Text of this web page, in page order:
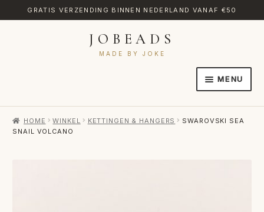
GRATIS VERZENDING BINNEN NEDERLAND VANAF €50
JOBEADS
MADE BY JOKE
MENU
AFREKENEN
HOME WINKEL KETTINGEN & HANGERS
SWAROVSKI SEA
SNAIL VOLCANO